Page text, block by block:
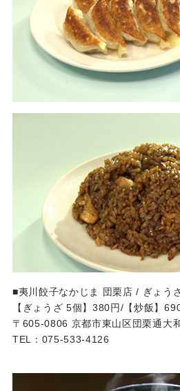
■夷川餃子なかじま 団栗店 / ぎょう
【ぎょうざ 5個】380円/【炒飯】
〒605-0806 京都市東山区団栗通大
TEL：075-533-4126